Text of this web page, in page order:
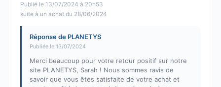
Publié le 13/07/2024 à 20h53
suite à un achat du 28/06/2024
Réponse de PLANETYS
Publiée le 13/07/2024
Merci beaucoup pour votre retour positif sur notre
site PLANETYS, Sarah ! Nous sommes ravis de
savoir que vous êtes satisfaite de votre achat et